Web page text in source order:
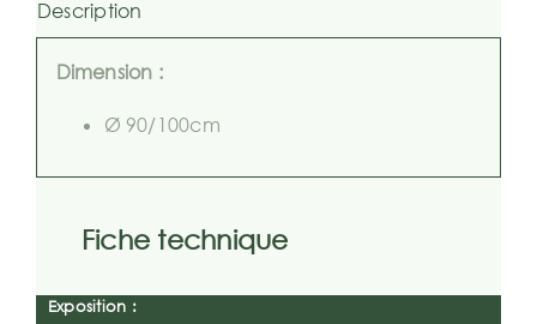
Description
Dimension :
Ø 90/100cm
Fiche technique
Exposition :